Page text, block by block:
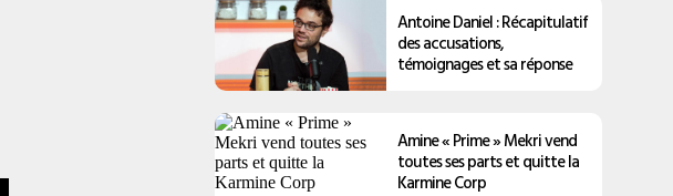
Antoine Daniel : Récapitulatif
des accusations,
témoignages et sa réponse
Amine « Prime » Mekri vend
toutes ses parts et quitte la
Karmine Corp